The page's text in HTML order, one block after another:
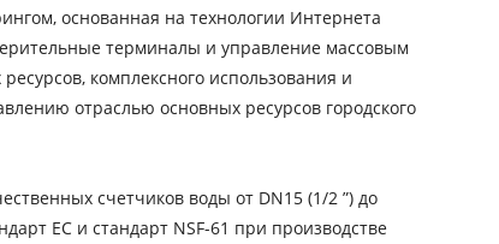
основанная на технологии Интернета
терминалы и управление массовым
комплексного использования и
отраслью основных ресурсов городского
счетчиков воды от DN15 (1/2 ”) до
EC и стандарт NSF-61 при производстве